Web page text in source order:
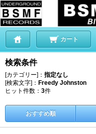
カート
検索条件
[カテゴリー]： 指定なし
[検索文字]： Freedy Johnston
ヒット件数： 3件
おすすめ順